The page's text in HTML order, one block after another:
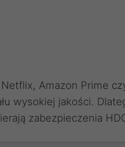
Amazon Prime
wysokiej jakości.
zabezpieczenia